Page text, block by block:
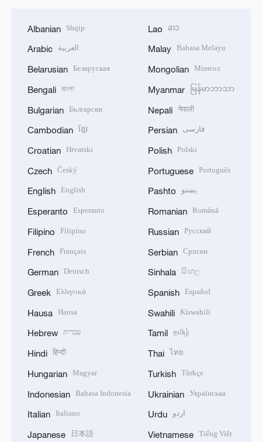
Albanian Shqip
Arabic العربية
Belarusian Беларуская
Bengali বাংলা
Bulgarian Български
Cambodian ខ្មែរ
Croatian Hrvatski
Czech Český
English English
Esperanto Esperanto
Filipino Filipino
French Français
German Deutsch
Greek Ελληνικά
Hausa Hausa
Hebrew עברית
Hindi हिन्दी
Hungarian Magyar
Indonesian Bahasa Indonesia
Italian Italiano
Japanese 日本語
Lao ລາວ
Malay Bahasa Melayu
Mongolian Монгол
Myanmar မြန်မာဘာသာ
Nepali नेपाली
Persian فارسی
Polish Polski
Portuguese Português
Pashto پښتو
Romanian Română
Russian Русский
Serbian Српски
Sinhala සිංහල
Spanish Español
Swahili Kiswahili
Tamil தமிழ்
Thai ไทย
Turkish Türkçe
Ukrainian Українська
Urdu اردو
Vietnamese Tiếng Việt